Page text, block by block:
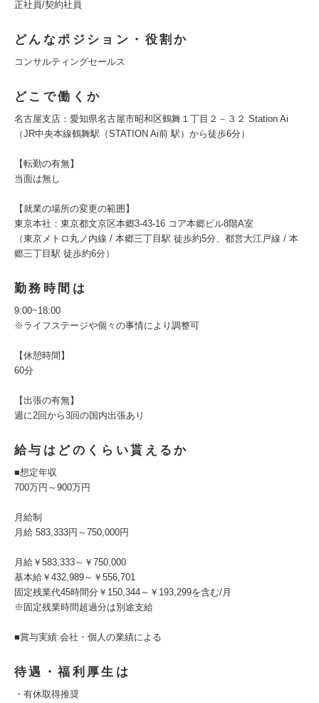
正社員/契約社員
どんなポジション・役割か
コンサルティングセールス
どこで働くか
名古屋支店：愛知県名古屋市昭和区鶴舞１丁目２－３２ Station Ai
（JR中央本線鶴舞駅（STATION Ai前 駅）から徒歩6分）
【転勤の有無】
当面は無し
【就業の場所の変更の範囲】
東京本社：東京都文京区本郷3-43-16 コア本郷ビル8階A室
（東京メトロ丸ノ内線 / 本郷三丁目駅 徒歩約5分、都営大江戸線 / 本
郷三丁目駅 徒歩約6分）
勤務時間は
9:00~18:00
※ライフステージや個々の事情により調整可
【休憩時間】
60分
【出張の有無】
週に2回から3回の国内出張あり
給与はどのくらい貰えるか
■想定年収
700万円～900万円
月給制
月給 583,333円～750,000円
月給￥583,333～￥750,000
基本給￥432,989～￥556,701
固定残業代45時間分￥150,344～￥193,299を含む/月
※固定残業時間超過分は別途支給
■賞与実績:会社・個人の業績による
待遇・福利厚生は
・有休取得推奨